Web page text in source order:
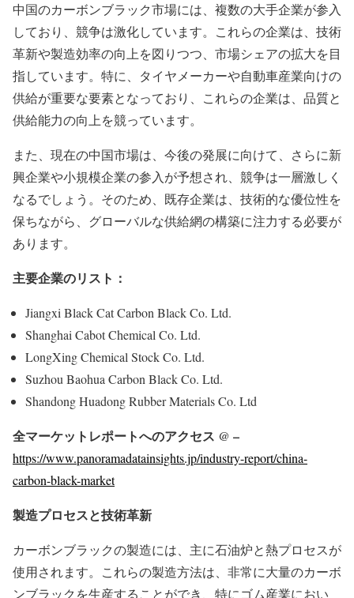
中国のカーボンブラック市場には、複数の大手企業が参入
しており、競争は激化しています。これらの企業は、技術
革新や製造効率の向上を図りつつ、市場シェアの拡大を目
指しています。特に、タイヤメーカーや自動車産業向けの
供給が重要な要素となっており、これらの企業は、品質と
供給能力の向上を競っています。
また、現在の中国市場は、今後の発展に向けて、さらに新
興企業や小規模企業の参入が予想され、競争は一層激しく
なるでしょう。そのため、既存企業は、技術的な優位性を
保ちながら、グローバルな供給網の構築に注力する必要が
あります。
主要企業のリスト：
Jiangxi Black Cat Carbon Black Co. Ltd.
Shanghai Cabot Chemical Co. Ltd.
LongXing Chemical Stock Co. Ltd.
Suzhou Baohua Carbon Black Co. Ltd.
Shandong Huadong Rubber Materials Co. Ltd
全マーケットレポートへのアクセス @ –
https://www.panoramadatainsights.jp/industry-report/china-
carbon-black-market
製造プロセスと技術革新
カーボンブラックの製造には、主に石油炉と熱プロセスが
使用されます。これらの製造方法は、非常に大量のカーボ
ンブラックを生産することができ、特にゴム産業におい